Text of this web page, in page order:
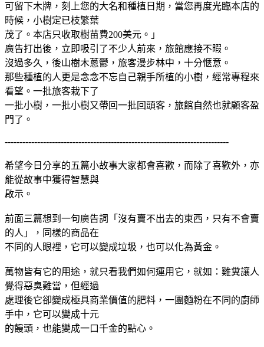
可留下木牌，刻上您的大名和種植日期，當您再度光臨本店的
時候，小樹定已枝繁葉
茂了。本店只收取樹苗費200美元。」
廣告打出後，立即吸引了不少人前來，旅館應接不暇。
沒過多久，後山樹木蔥鬱，旅客漫步林中，十分愜意。
那些種植的人更是念念不忘自己親手所植的小樹，經常專程來
看望。一批旅客栽下了
一批小樹，一批小樹又帶回一批回頭客，旅館自然也就顧客盈
門了。
----------------------------------------------------------------------------
希望今日分享的五篇小故事大家都會喜歡，而除了喜歡外，亦
能從故事中獲得智慧與
啟示。
前面三篇想到一句廣告詞「沒有賣不出去的東西，只有不會賣
的人」，同樣的商品在
不同的人眼裡，它可以變成垃圾，也可以化為黃金。
萬物皆有它的用途，就只看我們如何運用它，就如：雞糞讓人
覺得惡臭難當，但經過
處理後它卻變成極具商業價值的肥料，一團麵粉在不同的廚師
手中，它可以變成十元
的饅頭，也能變成一口千金的點心。